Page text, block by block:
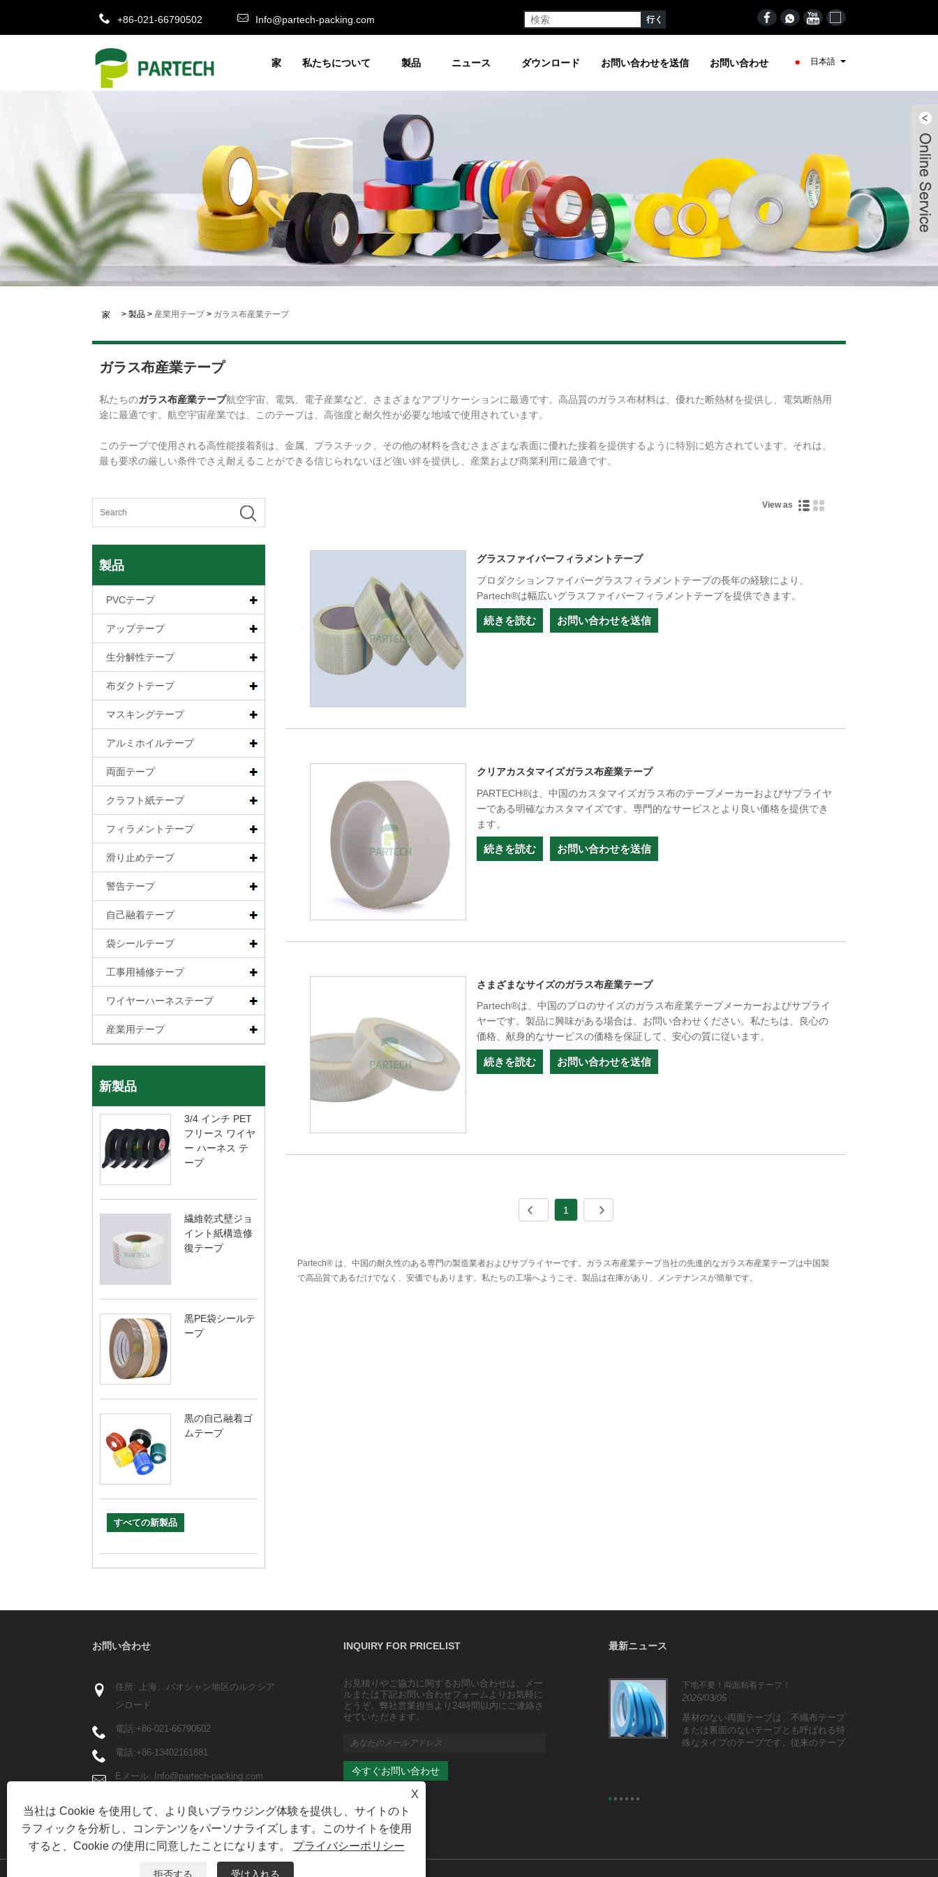
+86-021-66790502 Info@partech-packing.com
日本語
家 私たちについて 製品 ニュース ダウンロード お問い合わせを送信 お問い合わせ
家 > 製品 > 産業用テープ> ガラス布産業テープ
ガラス布産業テープ
私たちのガラス布産業テープ航空宇宙、電気、電子産業など、さまざまなアプリケーションに最適です。高品質のガラス布材料は、優れた断熱材を​​提供し、電気断熱用
途に最適です。航空宇宙産業では、このテープは、高強度と耐久性が必要な地域で使用されています。
このテープで使用される高性能接着剤は、金属、プラスチック、その他の材料を含むさまざまな表面に優れた接着を提供するように特別に処方されています。それは、
最も要求の厳しい条件でさえ耐えることができる信じられないほど強い絆を提供し、産業および商業利用に最適です。
製品
PVCテープ
アップテープ
生分解性テープ
布ダクトテープ
マスキングテープ
アルミホイルテープ
両面テープ
クラフト紙テープ
フィラメントテープ
滑り止めテープ
警告テープ
自己融着テープ
袋シールテープ
工事用補修テープ
ワイヤーハーネステープ
産業用テープ
新製品
3/4 インチ PET
フリース ワイヤ
ー ハーネス テ
ープ
繊維乾式壁ジョ
イント紙構造修
復テープ
黒PE袋シールテ
ープ
黒の自己融着ゴ
ムテープ
すべての新製品
View as
グラスファイバーフィラメントテープ
プロダクションファイバーグラスフィラメントテープの長年の経験により、
Partech®は幅広いグラスファイバーフィラメントテープを提供できます。
続きを読む お問い合わせを送信
クリアカスタマイズガラス布産業テープ
PARTECH®は、中国のカスタマイズガラス布のテープメーカーおよびサプライヤ
ーである明確なカスタマイズです。専門的なサービスとより良い価格を提供でき
ます。
続きを読む お問い合わせを送信
さまざまなサイズのガラス布産業テープ
Partech®は、中国のプロのサイズのガラス布産業テープメーカーおよびサプライ
ヤーです。製品に興味がある場合は、お問い合わせください。私たちは、良心の
価格、献身的なサービスの価格を保証して、安心の質に従います。
続きを読む お問い合わせを送信
1
Partech® は、中国の耐久性のある専門の製造業者およびサプライヤーです。ガラス布産業テープ当社の先進的なガラス布産業テープは中国製
で高品質であるだけでなく、安価でもあります。私たちの工場へようこそ。製品は在庫があり、メンテナンスが簡単です。
お問い合わせ
住所: 上海、バオシャン地区のルクシア
ンロード
電話:+86-021-66790502
電話:+86-13402161881
Eメール: Info@partech-packing.com
INQUIRY FOR PRICELIST
お見積りやご協力に関するお問い合わせは、メー
ルまたは下記お問い合わせフォームよりお気軽に
どうぞ。弊社営業担当より24時間以内にご連絡さ
せていただきます。
最新ニュース
透明包装・封緘用ダクトテープ/ガムテープ/
幅広テープ
2023/10/25
ール厚さ3.5mm含む）
下地不要！両面粘着テープ！
2026/03/05
基材のない両面テープは、不織布テープ
または裏面のないテープとも呼ばれる特
殊なタイプのテープです。従来のテープ
X
当社は Cookie を使用して、より良いブラウジング体験を提供し、サイトのト
ラフィックを分析し、コンテンツをパーソナライズします。このサイトを使用
すると、Cookie の使用に同意したことになります。 プライバシーポリシー
拒否する 受け入れる